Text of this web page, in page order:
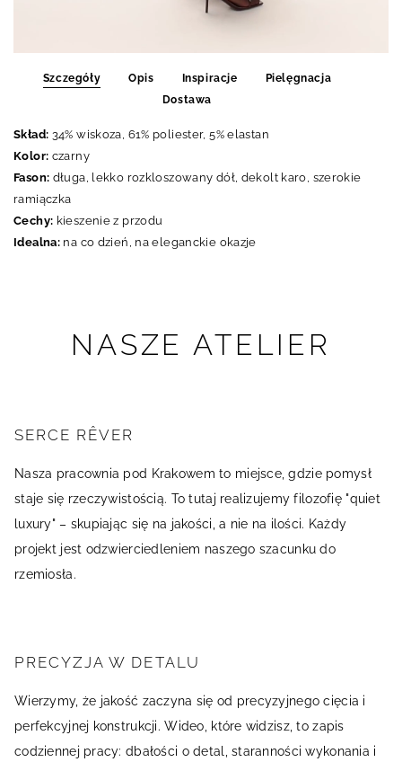
Szczegóły Opis Inspiracje
Pielęgnacja
Dostawa
Skład: 34% wiskoza, 61% poliester, 5% elastan
Kolor: czarny
Fason: długa, lekko rozkloszowany dół, dekolt karo, szerokie
ramiączka
Cechy: kieszenie z przodu
Idealna: na co dzień, na eleganckie okazje
NASZE ATELIER
SERCE RÊVER
Nasza pracownia pod Krakowem to miejsce, gdzie pomysł
staje się rzeczywistością. To tutaj realizujemy filozofię "quiet
luxury" – skupiając się na jakości, a nie na ilości. Każdy
projekt jest odzwierciedleniem naszego szacunku do
rzemiosła.
PRECYZJA W DETALU
Wierzymy, że jakość zaczyna się od precyzyjnego cięcia i
perfekcyjnej konstrukcji. Wideo, które widzisz, to zapis
codziennej pracy: dbałości o detal, staranności wykonania i